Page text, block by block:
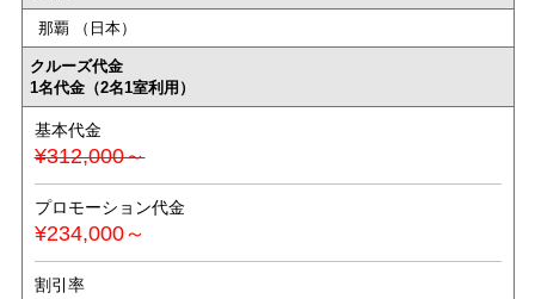
那覇 （日本）
クルーズ代金
1名代金（2名1室利用）
基本代金
¥312,000～
プロモーション代金
¥234,000～
割引率